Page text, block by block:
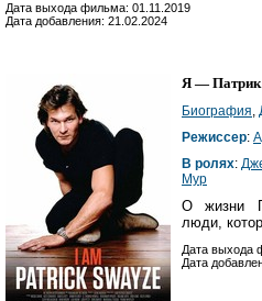
Дата выхода фильма: 01.11.2019
Дата добавления: 21.02.2024
Я — Патрик
Биография,
Режиссер:
В ролях:
Мур
О жизни
люди,
Дата выхода
Дата